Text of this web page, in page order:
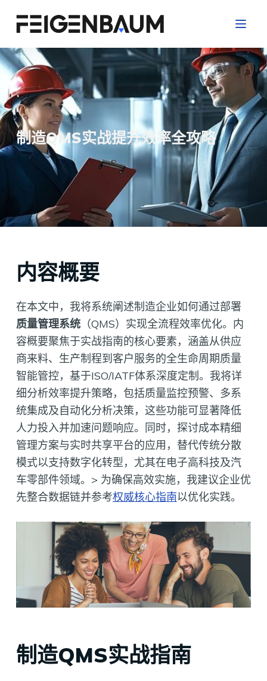
跳
过
内
容
制造QMS实战提升效率全攻略
内容概要
在本文中，我将系统阐述制造企业如何通过部署
质量管理系统（QMS）实现全流程效率优化。内
容概要聚焦于实战指南的核心要素，涵盖从供应
商来料、生产制程到客户服务的全生命周期质量
智能管控，基于ISO/IATF体系深度定制。我将详
细分析效率提升策略，包括质量监控预警、多系
统集成及自动化分析决策，这些功能可显著降低
人力投入并加速问题响应。同时，探讨成本精细
管理方案与实时共享平台的应用，替代传统分散
模式以支持数字化转型，尤其在电子高科技及汽
车零部件领域。> 为确保高效实施，我建议企业优
先整合数据链并参考权威核心指南以优化实践。
制造QMS实战指南